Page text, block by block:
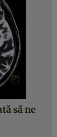
să ne